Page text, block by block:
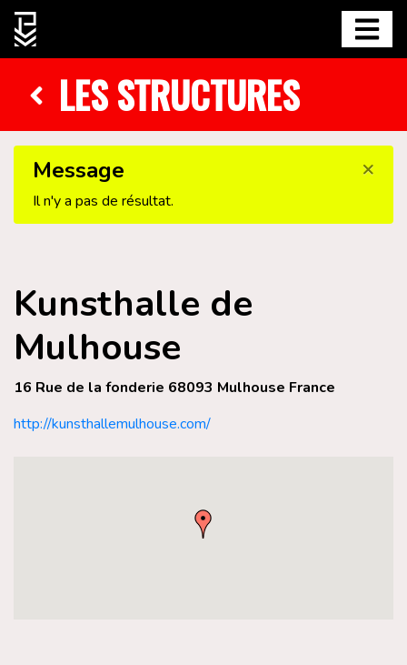
LES STRUCTURES
×
Message
Il n'y a pas de résultat.
Kunsthalle de
Mulhouse
16 Rue de la fonderie 68093 Mulhouse France
http://kunsthallemulhouse.com/